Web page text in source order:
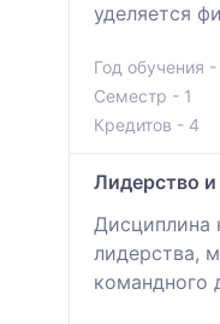
уделяется
Год обучения -
Семестр - 1
Кредитов - 4
Лидерство
Дисциплина
лидерства,
командного